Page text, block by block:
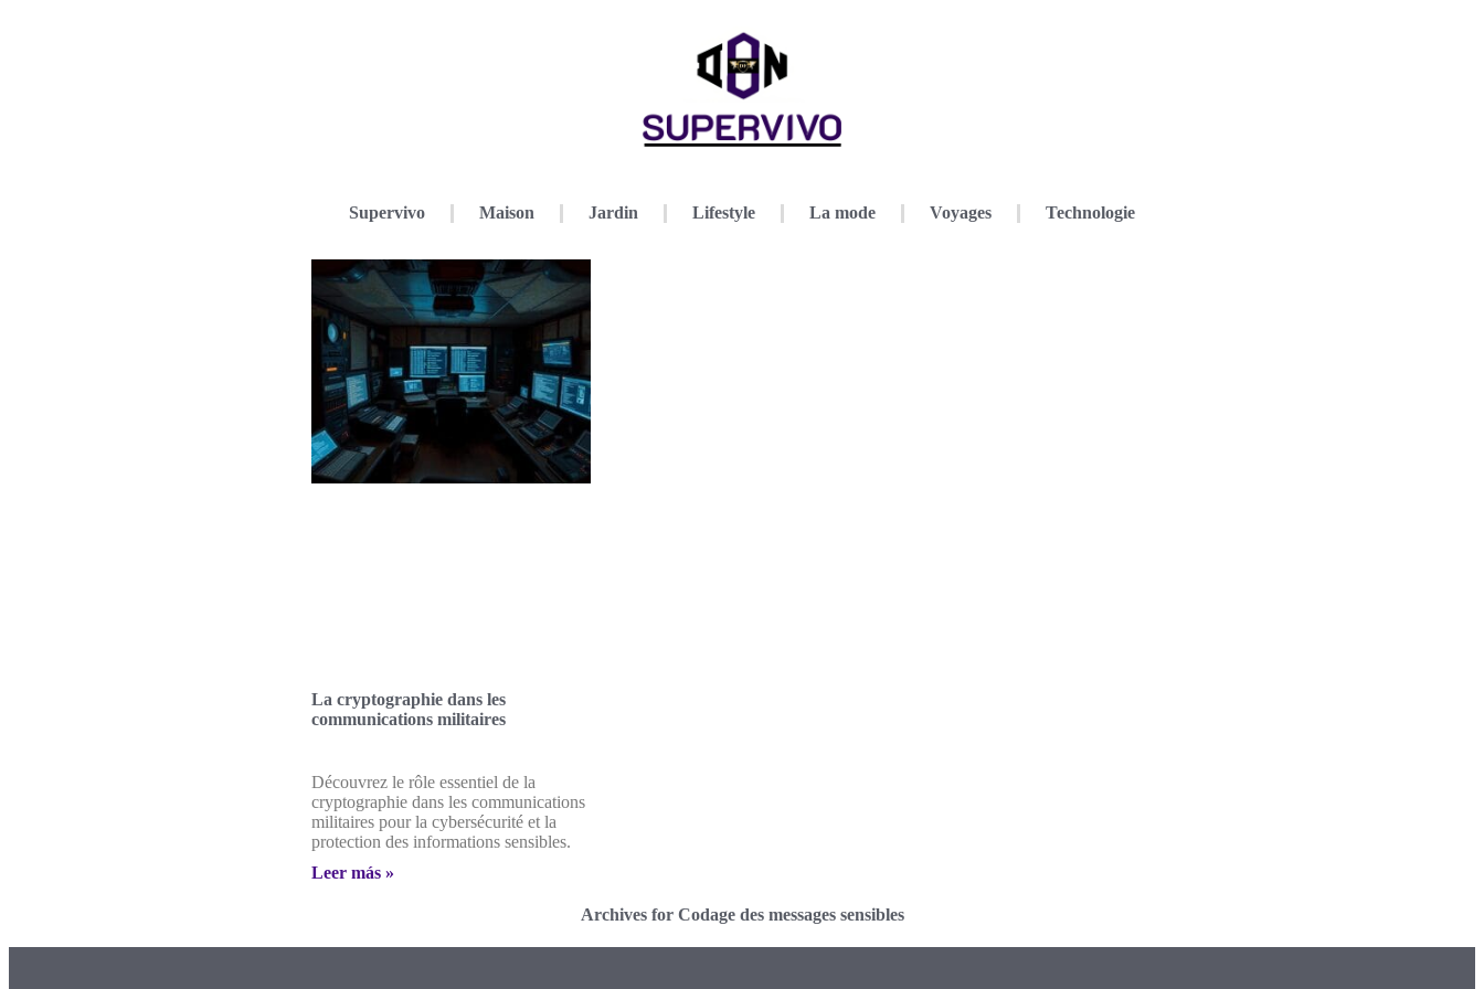
Supervivo Maison Jardin Lifestyle La mode Voyages Technologie
La cryptographie dans les
communications militaires
Découvrez le rôle essentiel de la
cryptographie dans les communications
militaires pour la cybersécurité et la
protection des informations sensibles.
Leer más »
Archives for Codage des messages sensibles